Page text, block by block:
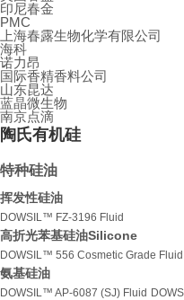
印尼春金
PMC
上海春露生物化学有限公司
海科
诺力昂
国际香精香料公司
山东昆达
蓝晶微生物
南京点滴
陶氏有机硅
特种硅油
挥发性硅油
DOWSIL™ FZ-3196 Fluid
高折光苯基硅油Silicone
DOWSIL™ 556 Cosmetic Grade Fluid
氨基硅油
DOWSIL™ AP-6087 (SJ) Fluid